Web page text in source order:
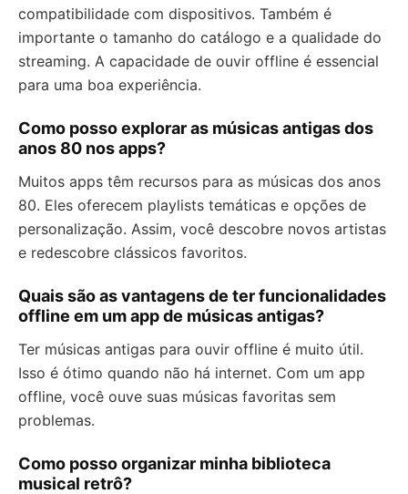
compatibilidade com dispositivos. Também é
importante o tamanho do catálogo e a qualidade do
streaming. A capacidade de ouvir offline é essencial
para uma boa experiência.
Como posso explorar as músicas antigas dos
anos 80 nos apps?
Muitos apps têm recursos para as músicas dos anos
80. Eles oferecem playlists temáticas e opções de
personalização. Assim, você descobre novos artistas
e redescobre clássicos favoritos.
Quais são as vantagens de ter funcionalidades
offline em um app de músicas antigas?
Ter músicas antigas para ouvir offline é muito útil.
Isso é ótimo quando não há internet. Com um app
offline, você ouve suas músicas favoritas sem
problemas.
Como posso organizar minha biblioteca
musical retrô?